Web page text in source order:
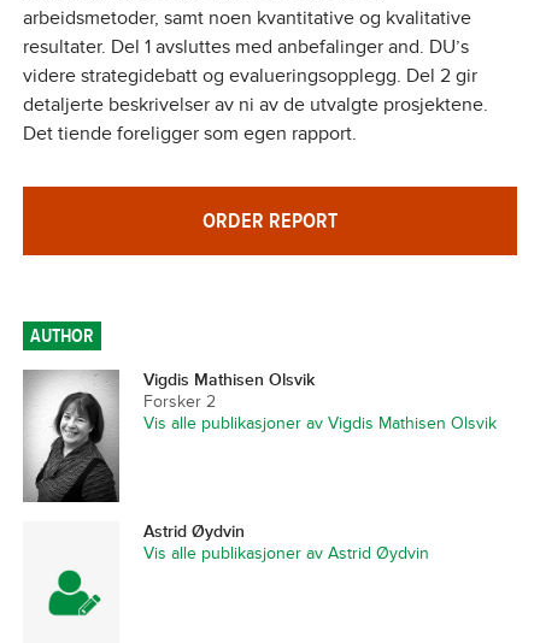
arbeidsmetoder, samt noen kvantitative og kvalitative
resultater. Del 1 avsluttes med anbefalinger and. DU’s
videre strategidebatt og evalueringsopplegg. Del 2 gir
detaljerte beskrivelser av ni av de utvalgte prosjektene.
Det tiende foreligger som egen rapport.
ORDER REPORT
AUTHOR
Vigdis Mathisen Olsvik
Forsker 2
Vis alle publikasjoner av Vigdis Mathisen Olsvik
Astrid Øydvin
Vis alle publikasjoner av Astrid Øydvin